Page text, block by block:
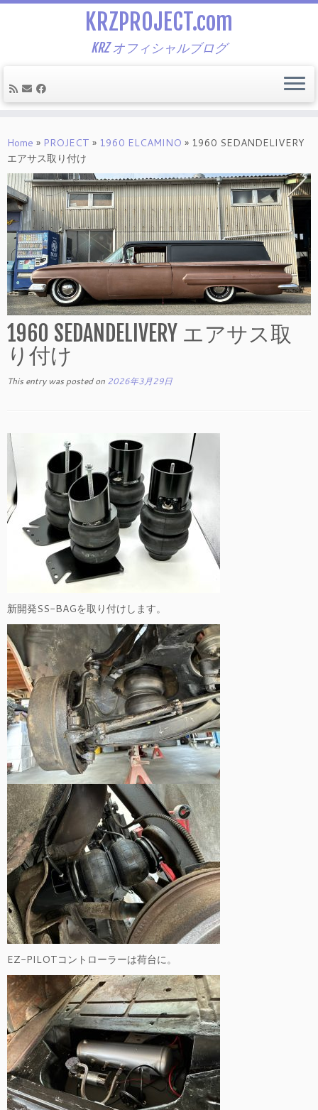
to
content
KRZPROJECT.com
KRZ オフィシャルブログ
Home » PROJECT » 1960 ELCAMINO » 1960 SEDANDELIVERY
エアサス取り付け
1960 SEDANDELIVERY エアサス取
り付け
This entry was posted on 2026年3月29日
新開発SS-BAGを取り付けします。
EZ-PILOTコントローラーは荷台に。